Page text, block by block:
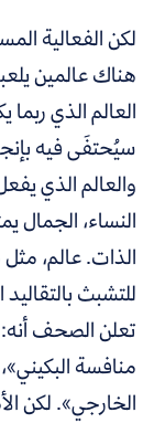
لكن الفعالية
العالم الذي
سيُحتفَى فيه
والعالم الذي
النساء، الجمال
الذات. عالم،
للتشبث بالتقاليد
تعلن الصحف
منافسة
الخارجي». لكن